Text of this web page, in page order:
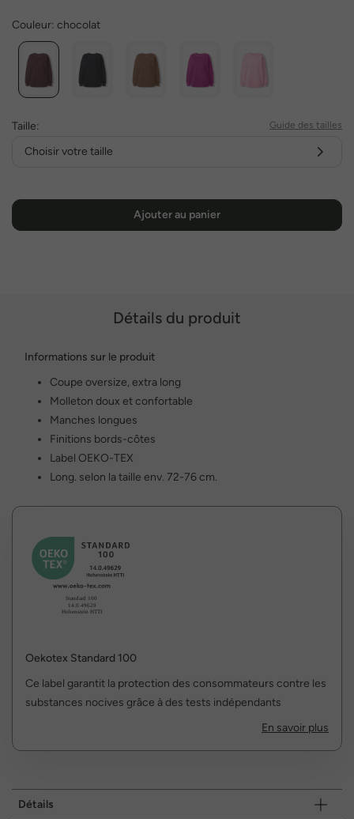
Couleur: chocolat
Taille: Guide des tailles
Choisir votre taille
Ajouter au panier
Détails du produit
Informations sur le produit
Coupe oversize, extra long
Molleton doux et confortable
Manches longues
Finitions bords-côtes
Label OEKO-TEX
Long. selon la taille env. 72-76 cm.
Oekotex Standard 100
Ce label garantit la protection des consommateurs contre les
substances nocives grâce à des tests indépendants
En savoir plus
Détails